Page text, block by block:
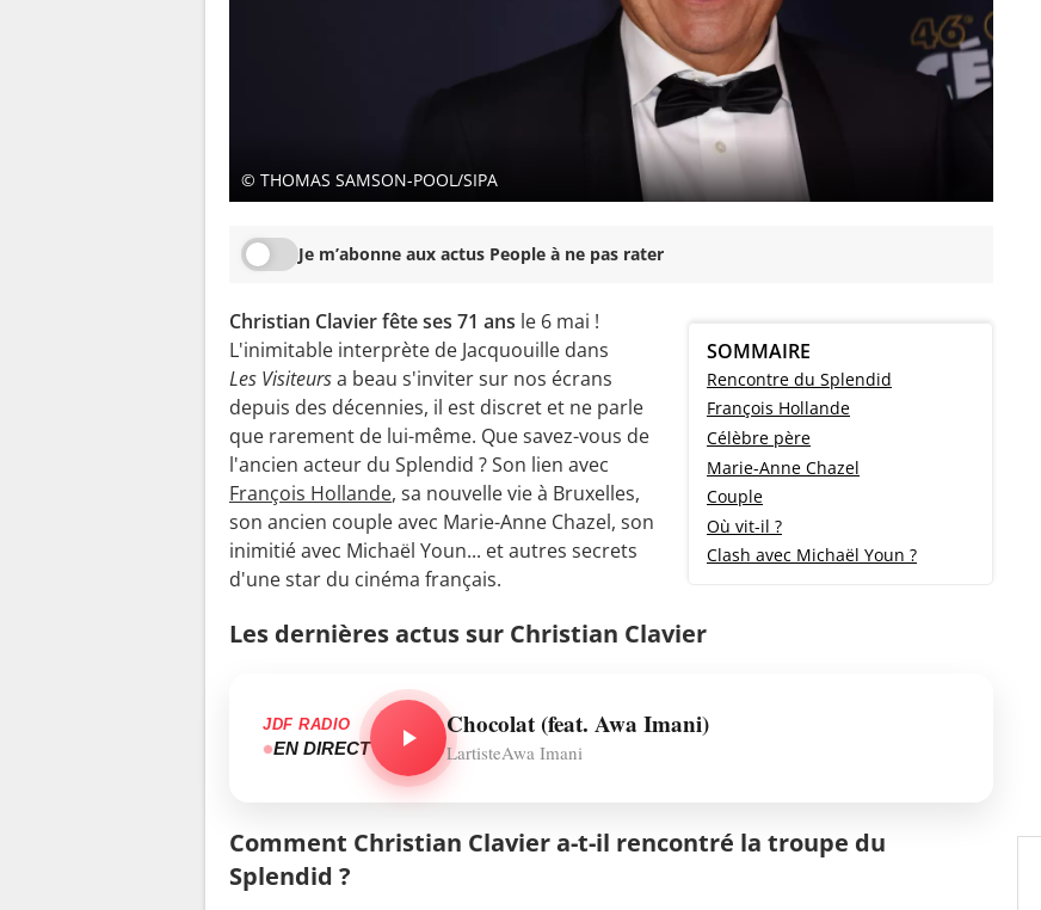
© THOMAS SAMSON-POOL/SIPA
Je m’abonne aux actus People à ne pas rater
SOMMAIRE
Rencontre du Splendid
François Hollande
Célèbre père
Marie-Anne Chazel
Couple
Où vit-il ?
Clash avec Michaël Youn ?
Christian Clavier fête ses 71 ans le 6 mai !
L'inimitable interprète de Jacquouille dans
Les Visiteursa beau s'inviter sur nos écrans
depuis des décennies, il est discret et ne parle
que rarement de lui-même. Que savez-vous de
l'ancien acteur du Splendid ? Son lien avec
François Hollande, sa nouvelle vie à Bruxelles,
son ancien couple avec Marie-Anne Chazel, son
inimitié avec Michaël Youn... et autres secrets
d'une star du cinéma français.
Les dernières actus sur Christian Clavier
JDF RADIO
EN DIRECT
Chocolat (feat. Awa Imani)
LartisteAwa Imani
Comment Christian Clavier a-t-il rencontré la troupe du
Splendid ?